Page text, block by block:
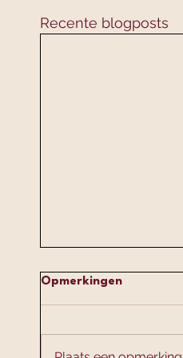
Recente blogposts
Opmerkingen